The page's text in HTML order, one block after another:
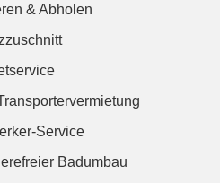
& Abholen
Service
Badumbau